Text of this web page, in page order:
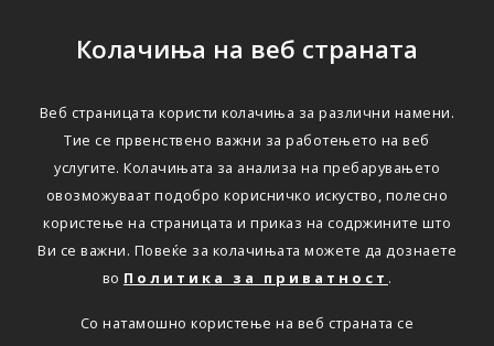
Колачиња на веб страната
Веб страницата користи колачиња за различни намени.
Тие се првенствено важни за работењето на веб
услугите. Колачињата за анализа на пребарувањето
овозможуваат подобро корисничко искуство, полесно
користење на страницата и приказ на содржините што
Ви се важни. Повеќе за колачињата можете да дознаете
во Политика за приватност .
Со натамошно користење на веб страната се